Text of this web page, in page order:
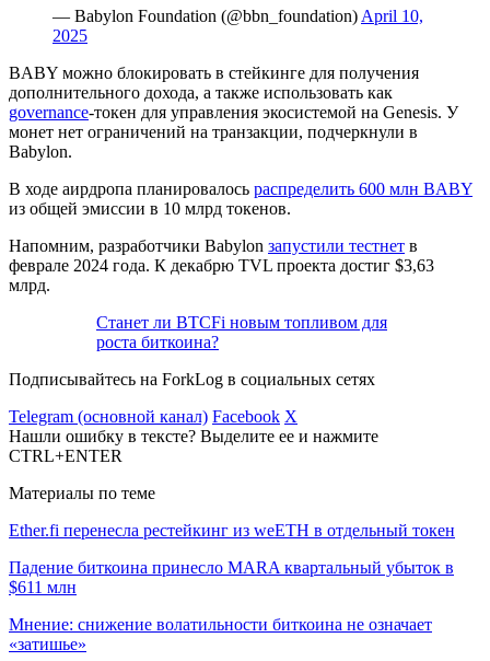
— Babylon Foundation (@bbn_foundation) April 10,
2025
BABY можно блокировать в стейкинге для получения
дополнительного дохода, а также использовать как
governance-токен для управления экосистемой на Genesis. У
монет нет ограничений на транзакции, подчеркнули в
Babylon.
В ходе аирдропа планировалось распределить 600 млн BABY
из общей эмиссии в 10 млрд токенов.
Напомним, разработчики Babylon запустили тестнет в
феврале 2024 года. К декабрю TVL проекта достиг $3,63
млрд.
Станет ли BTCFi новым топливом для
роста биткоина?
Подписывайтесь на ForkLog в социальных сетях
Telegram (основной канал) Facebook X
Нашли ошибку в тексте? Выделите ее и нажмите
CTRL+ENTER
Материалы по теме
Ether.fi перенесла рестейкинг из weETH в отдельный токен
Падение биткоина принесло MARA квартальный убыток в
$611 млн
Мнение: снижение волатильности биткоина не означает
«затишье»